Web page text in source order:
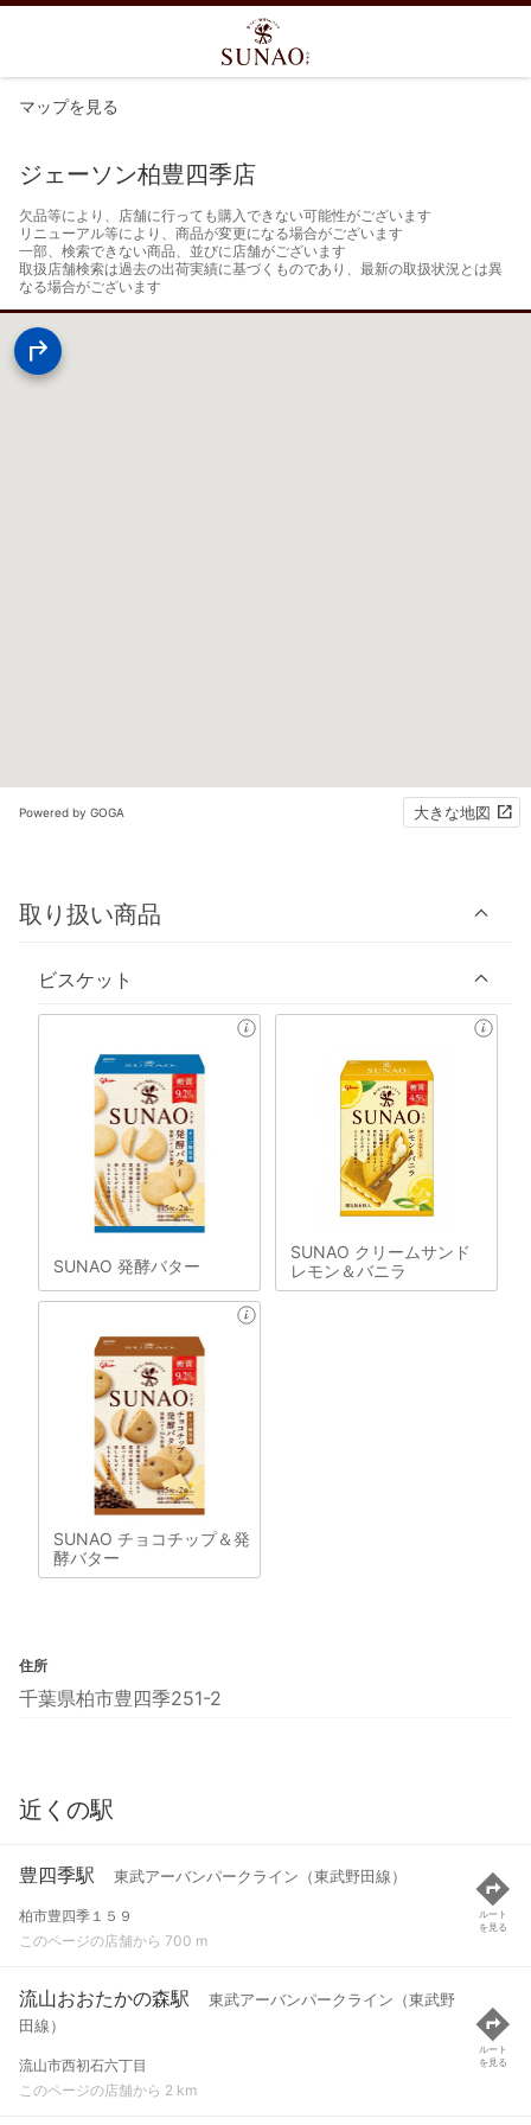
マップを見る
ジェーソン柏豊四季店
欠品等により、店舗に行っても購入できない可能性がございます
リニューアル等により、商品が変更になる場合がございます
一部、検索できない商品、並びに店舗がございます
取扱店舗検索は過去の出荷実績に基づくものであり、最新の取扱状況とは異
なる場合がございます
Powered by GOGA 大きな地図
取り扱い商品
ビスケット
SUNAO 発酵バター
SUNAO クリームサンド
レモン＆バニラ
SUNAO チョコチップ＆発
酵バター
住所
千葉県柏市豊四季251-2
近くの駅
豊四季駅 東武アーバンパークライン（東武野田線）
柏市豊四季１５９
このページの店舗から 700 m
ルート
を見る
流山おおたかの森駅
東武アーバンパークライン（東武野
田線）
流山市西初石六丁目
このページの店舗から 2 km
ルート
を見る